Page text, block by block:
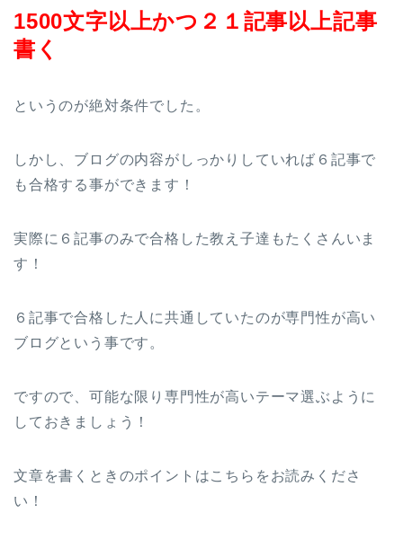
1500文字以上かつ２１記事以上記事
書く
というのが絶対条件でした。
しかし、ブログの内容がしっかりしていれば６記事で
も合格する事ができます！
実際に６記事のみで合格した教え子達もたくさんいま
す！
６記事で合格した人に共通していたのが専門性が高い
ブログという事です。
ですので、可能な限り専門性が高いテーマ選ぶように
しておきましょう！
文章を書くときのポイントはこちらをお読みくださ
い！